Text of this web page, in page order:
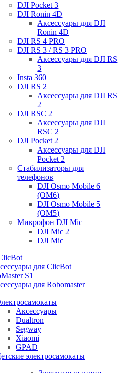
DJI Pocket 3
DJI Ronin 4D
Аксессуары для DJI
Ronin 4D
DJI RS 4 PRO
DJI RS 3 / RS 3 PRO
Аксессуары для DJI RS
3
Insta 360
DJI RS 2
Аксессуары для DJI RS
2
DJI RSC 2
Аксессуары для DJI
RSC 2
DJI Pocket 2
Аксессуары для DJI
Pocket 2
Стабилизаторы для
телефонов
DJI Osmo Mobile 6
(OM6)
DJI Osmo Mobile 5
(OM5)
Микрофон DJI Mic
DJI Mic 2
DJI Mic
для ClicBot
S1
для Robomaster
Аксессуары
Dualtron
Segway
Xiaomi
GPAD
электросамокаты